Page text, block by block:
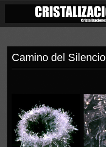
Camino del Silencio